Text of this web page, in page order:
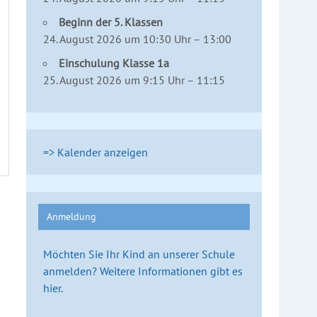
Beginn der 5. Klassen
24. August 2026 um 10:30 Uhr – 13:00
Einschulung Klasse 1a
25. August 2026 um 9:15 Uhr – 11:15
=> Kalender anzeigen
Anmeldung
Möchten Sie Ihr Kind an unserer Schule
anmelden? Weitere Informationen gibt es
hier.